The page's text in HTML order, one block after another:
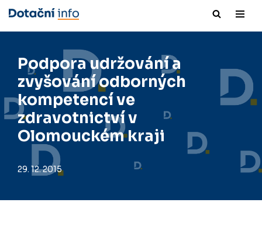
Přeskočit
obsah
Podpora udržování a
zvyšování odborných
kompetencí ve
zdravotnictví v
Olomouckém kraji
29. 12. 2015